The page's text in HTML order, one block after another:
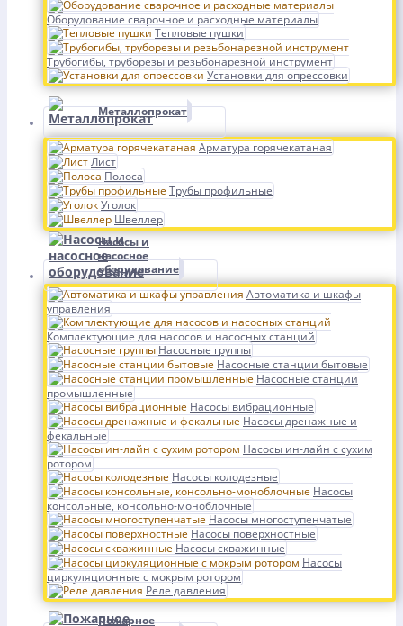
Оборудование сварочное и расходные материалы
Тепловые пушки
Трубогибы, труборезы и резьбонарезной инструмент
Установки для опрессовки
Металлопрокат
Арматура горячекатаная
Лист
Полоса
Трубы профильные
Уголок
Швеллер
Насосы и
насосное
оборудование
Автоматика и шкафы
управления
Комплектующие для насосов и насосных станций
Насосные группы
Насосные станции бытовые
Насосные станции
промышленные
Насосы вибрационные
Насосы дренажные и
фекальные
Насосы ин-лайн с сухим
ротором
Насосы колодезные
Насосы
консольные, консольно-моноблочные
Насосы многоступенчатые
Насосы поверхностные
Насосы скважинные
Насосы
циркуляционные с мокрым ротором
Реле давления
Пожарное